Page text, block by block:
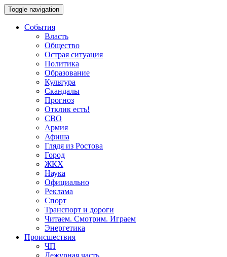
Toggle navigation
События
Власть
Общество
Острая ситуация
Политика
Образование
Культура
Скандалы
Прогноз
Отклик есть!
СВО
Армия
Афиша
Глядя из Ростова
Город
ЖКХ
Наука
Официально
Реклама
Спорт
Транспорт и дороги
Читаем. Смотрим. Играем
Энергетика
Происшествия
ЧП
Дежурная часть